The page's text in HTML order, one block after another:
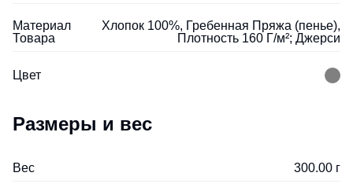
Материал
Товара
Хлопок 100%, Гребенная Пряжа (пенье),
Плотность 160 Г/м²; Джерси
Цвет
Размеры и вес
Вес 300.00 г